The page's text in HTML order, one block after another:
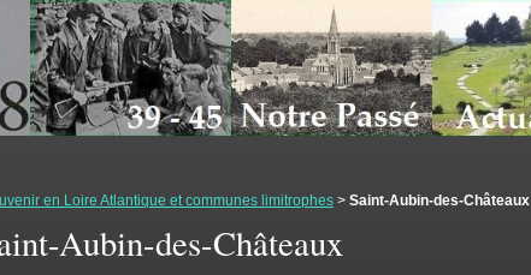
en Loire Atlantique et communes limitrophes > Saint-Aubin-des-Châteaux
Aubin-des-Châteaux